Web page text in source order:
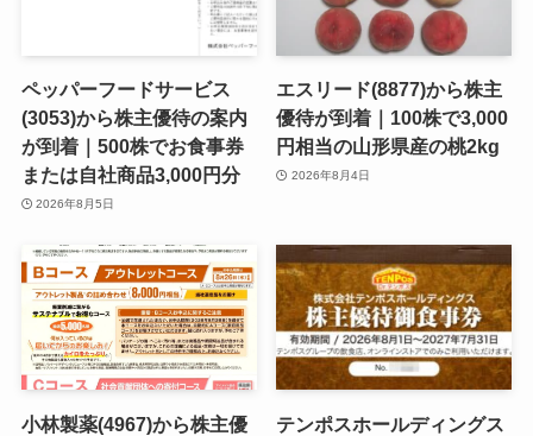
ペッパーフードサービス
(3053)から株主優待の案内
が到着｜500株でお食事券
または自社商品3,000円分
2026年8月5日
エスリード(8877)から株主
優待が到着｜100株で3,000
円相当の山形県産の桃2kg
2026年8月4日
小林製薬(4967)から株主優
テンポスホールディングス